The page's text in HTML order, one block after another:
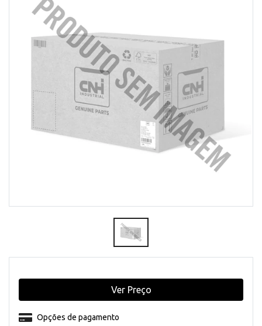
Opções de pagamento
Ver Preço